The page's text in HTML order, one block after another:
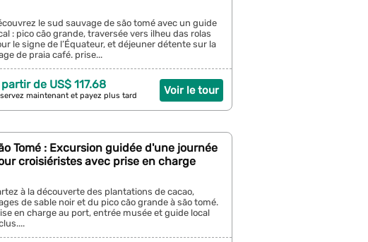
le sud sauvage de são tomé avec un guide
: pico cão grande, traversée vers ilheu das rolas
le signe de l’Équateur, et déjeuner détente sur la
de praia café. prise...
Voir le tour
de US$ 117.68
maintenant et payez plus tard
Tomé : Excursion guidée d'une journée
croisiéristes avec prise en charge
à la découverte des plantations de cacao,
de sable noir et du pico cão grande à são tomé.
en charge au port, entrée musée et guide local